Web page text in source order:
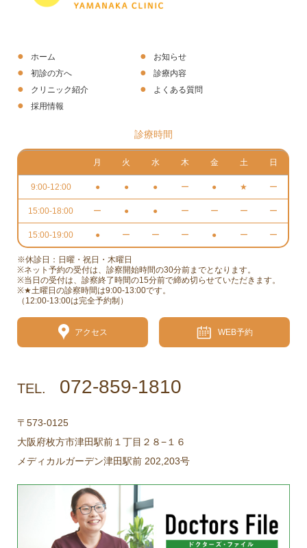
ホーム
初診の方へ
クリニック紹介
採用情報
お知らせ
診療内容
よくある質問
TEL. 072-859-1810
〒573-0125
大阪府枚方市津田駅前１丁目２８−１６
メディカルガーデン津田駅前 202,203号
診療時間
月 火 水 木 金 土 日
9:00-12:00 ● ● ● ー ● ★ ー
15:00-18:00 ー ● ● ー ー ー ー
15:00-19:00 ● ー ー ー ● ー ー
※休診日：日曜・祝日・木曜日
※ネット予約の受付は、診察開始時間の30分前までとなります。
※当日の受付は、診察終了時間の15分前で締め切らせていただきます。
※★土曜日の診察時間は9:00-13:00です。
（12:00-13:00は完全予約制）
アクセス WEB予約